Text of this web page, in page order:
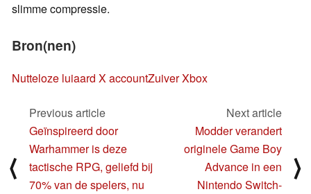
slimme compressie.
Bron(nen)
Nutteloze luiaard X accountZuiver Xbox
⟨
Previous article
Geïnspireerd door
Warhammer is deze
tactische RPG, geliefd bij
70% van de spelers, nu
Next article
Modder verandert
originele Game Boy
Advance in een
Nintendo Switch-
⟩